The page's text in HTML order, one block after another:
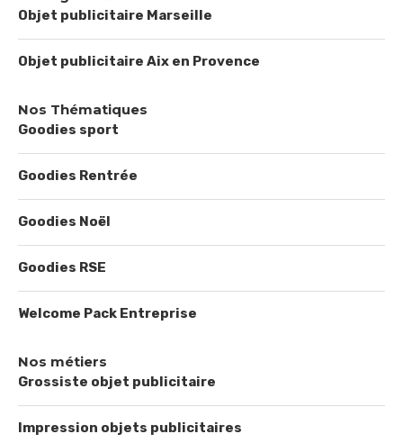
Objet publicitaire Marseille
Objet publicitaire Aix en Provence
Nos Thématiques
Goodies sport
Goodies Rentrée
Goodies Noël
Goodies RSE
Welcome Pack Entreprise
Nos métiers
Grossiste objet publicitaire
Impression objets publicitaires